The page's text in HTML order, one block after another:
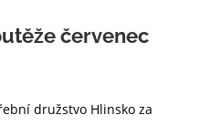
červenec
družstvo Hlinsko za